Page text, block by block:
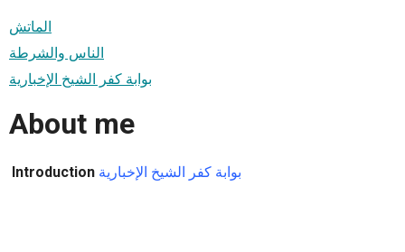
الماتش
الناس والشرطة
بوابة كفر الشيخ الإخبارية
About me
Introduction بوابة كفر الشيخ الإخبارية